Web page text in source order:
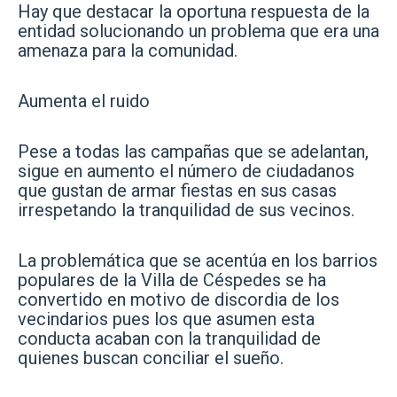
Hay que destacar la oportuna respuesta de la
entidad solucionando un problema que era una
amenaza para la comunidad.
Aumenta el ruido
Pese a todas las campañas que se adelantan,
sigue en aumento el número de ciudadanos
que gustan de armar fiestas en sus casas
irrespetando la tranquilidad de sus vecinos.
La problemática que se acentúa en los barrios
populares de la Villa de Céspedes se ha
convertido en motivo de discordia de los
vecindarios pues los que asumen esta
conducta acaban con la tranquilidad de
quienes buscan conciliar el sueño.